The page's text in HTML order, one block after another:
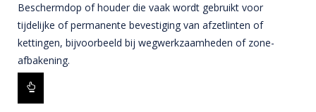
Beschermdop of houder die vaak wordt gebruikt voor
tijdelijke of permanente bevestiging van afzetlinten of
kettingen, bijvoorbeeld bij wegwerkzaamheden of zone-
afbakening.